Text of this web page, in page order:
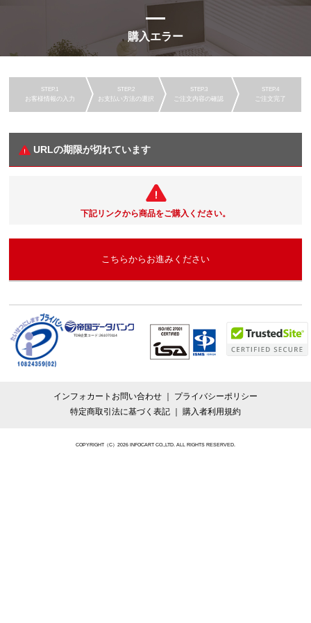
購入エラー
お客様情報の入力 お支払い方法の選択 ご注文内容の確認 ご注文完了
URLの期限が切れています
下記リンクから商品をご購入ください。
こちらからお進みください
TDB企業コード:261070114
インフォカートお問い合わせ
プライバシーポリシー
特定商取引法に基づく表記
購入者利用規約
COPYRIGHT（C）2026 INFOCART CO.,LTD. ALL RIGHTS RESERVED.